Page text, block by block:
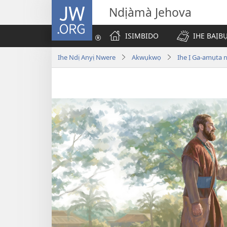
JW.ORG Ndịàmà Jehova
ISIMBIDO
IHE
Ihe Ndị Anyị Nwere Akwụkwọ Ihe Ị Ga-amụta